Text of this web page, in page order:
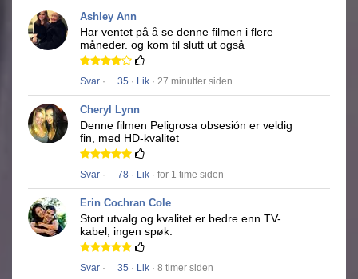
Ashley Ann
Har ventet på å se denne filmen i flere
måneder. og kom til slutt ut også
Svar · 35 · Lik · 27 minutter siden
Cheryl Lynn
Denne filmen Peligrosa obsesión er veldig
fin, med HD-kvalitet
Svar · 78 · Lik · for 1 time siden
Erin Cochran Cole
Stort utvalg og kvalitet er bedre enn TV-
kabel, ingen spøk.
Svar · 35 · Lik · 8 timer siden